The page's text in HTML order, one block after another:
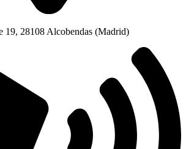
19, 28108 Alcobendas (Madrid)